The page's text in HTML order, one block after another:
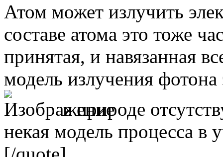
Атом может излучить
составе атома это тоже
принятая, и навязанная
модель излучения фотона
в природе
некая модель процесса в